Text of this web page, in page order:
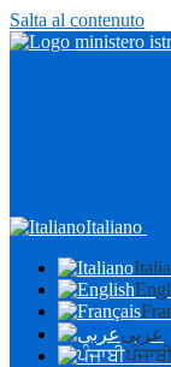
Salta al contenuto
Italiano
عربى